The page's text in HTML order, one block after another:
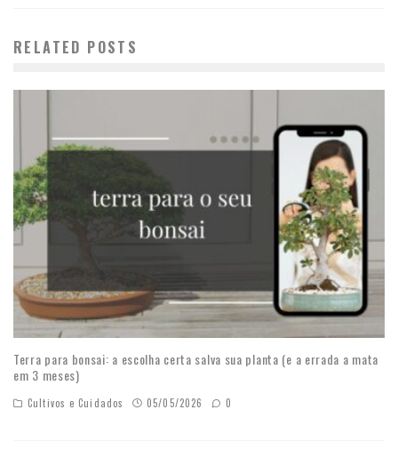
RELATED POSTS
Terra para bonsai: a escolha certa salva sua planta (e a errada a mata
em 3 meses)
Cultivos e Cuidados 05/05/2026 0